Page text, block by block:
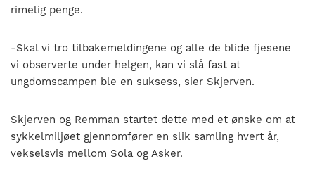
rimelig penge.
-Skal vi tro tilbakemeldingene og alle de blide fjesene
vi observerte under helgen, kan vi slå fast at
ungdomscampen ble en suksess, sier Skjerven.
Skjerven og Remman startet dette med et ønske om at
sykkelmiljøet gjennomfører en slik samling hvert år,
vekselsvis mellom Sola og Asker.